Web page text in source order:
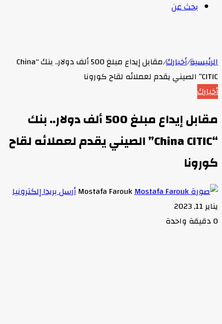
بحث عن
الرئيسية/أخبارك/
مقابل إيداع مبلغ 500 ألف دولار.. بنك “China
CITIC” الصيني يقدم لعملائه لقاح كورونا
أخبارك
مقابل إيداع مبلغ 500 ألف دولار.. بنك
“China CITIC” الصيني يقدم لعملائه لقاح
كورونا
Mostafa Farouk أرسل بريدا إلكترونيا
يناير 11, 2023
0 دقيقة واحدة